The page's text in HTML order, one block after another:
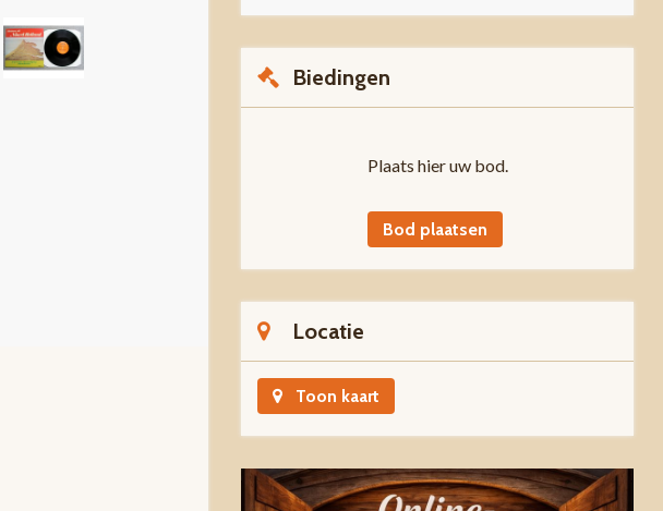
Biedingen
Plaats hier uw bod.
Bod plaatsen
Locatie
Toon kaart